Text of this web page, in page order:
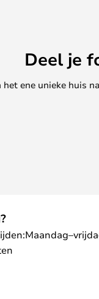
Deel je
ene unieke huis